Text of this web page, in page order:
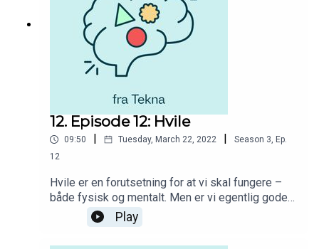
12. Episode 12: Hvile
09:50 Tuesday, March 22, 2022 Season 3, Ep.
12
Hvile er en forutsetning for at vi skal fungere –
både fysisk og mentalt. Men er vi egentlig gode
nok på det? Og hvordan hviler vi best? I
Mestringspodden fra Tekna får du råd og hjelp til
hvordan du skal møte utfordringer og muligheter i
Play